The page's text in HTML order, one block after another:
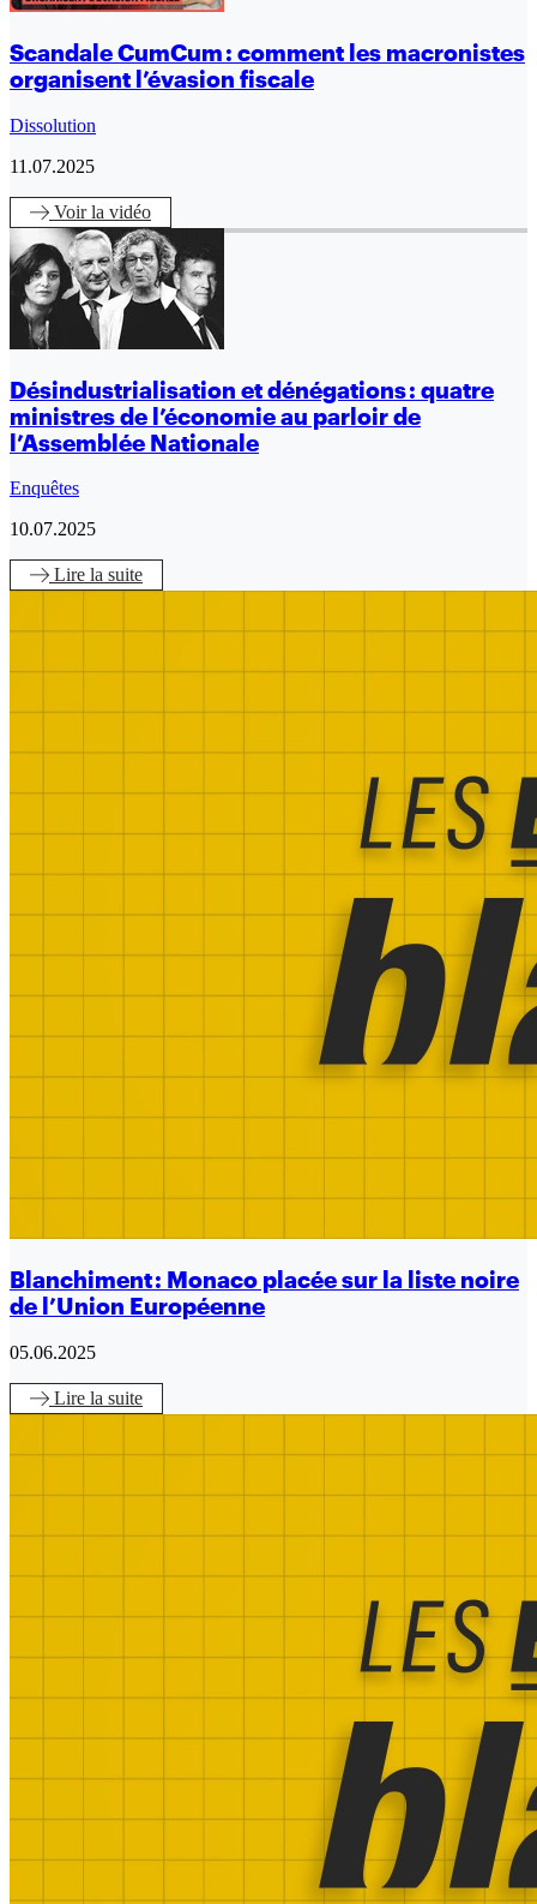
Scandale CumCum : comment les macronistes
organisent l’évasion fiscale
Dissolution
11.07.2025
Voirla vidéo
Désindustrialisation et dénégations : quatre
ministres de l’économie au parloir de
l’Assemblée Nationale
Enquêtes
10.07.2025
Lire la suite
Blanchiment : Monaco placée sur la liste noire
de l’Union Européenne
05.06.2025
Lire la suite